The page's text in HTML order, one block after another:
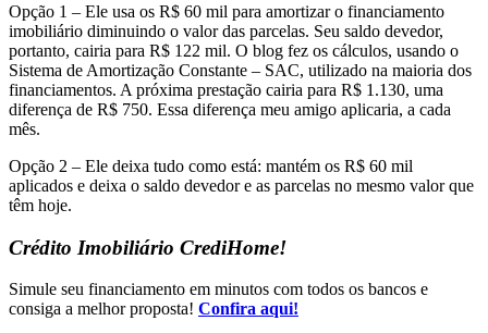
Opção 1 – Ele usa os R$ 60 mil para amortizar o financiamento
imobiliário diminuindo o valor das parcelas. Seu saldo devedor,
portanto, cairia para R$ 122 mil. O blog fez os cálculos, usando o
Sistema de Amortização Constante – SAC, utilizado na maioria dos
financiamentos. A próxima prestação cairia para R$ 1.130, uma
diferença de R$ 750. Essa diferença meu amigo aplicaria, a cada
mês.
Opção 2 – Ele deixa tudo como está: mantém os R$ 60 mil
aplicados e deixa o saldo devedor e as parcelas no mesmo valor que
têm hoje.
Crédito Imobiliário CrediHome!
Simule seu financiamento em minutos com todos os bancos e
consiga a melhor proposta! Confira aqui!